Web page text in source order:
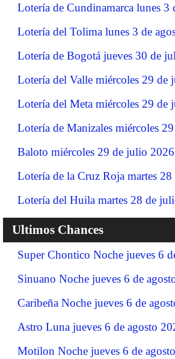
Lotería de Cundinamarca lunes 3
Lotería del Tolima lunes 3 de
Lotería de Bogotá jueves 30 de
Lotería del Valle miércoles 29 de
Lotería del Meta miércoles 29 de
Lotería de Manizales miércoles
Baloto miércoles 29 de julio 2026
Lotería de la Cruz Roja martes
Lotería del Huila martes 28 de
Ultimos Chances
Super Chontico Noche jueves 6
Sinuano Noche jueves 6 de
Caribeña Noche jueves 6 de
Astro Luna jueves 6 de agosto
Motilon Noche jueves 6 de